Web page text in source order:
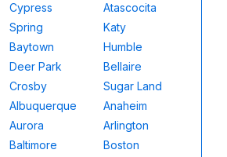
Cypress
Atascocita
Spring
Katy
Baytown
Humble
Deer Park
Bellaire
Crosby
Sugar Land
Albuquerque
Anaheim
Aurora
Arlington
Baltimore
Boston